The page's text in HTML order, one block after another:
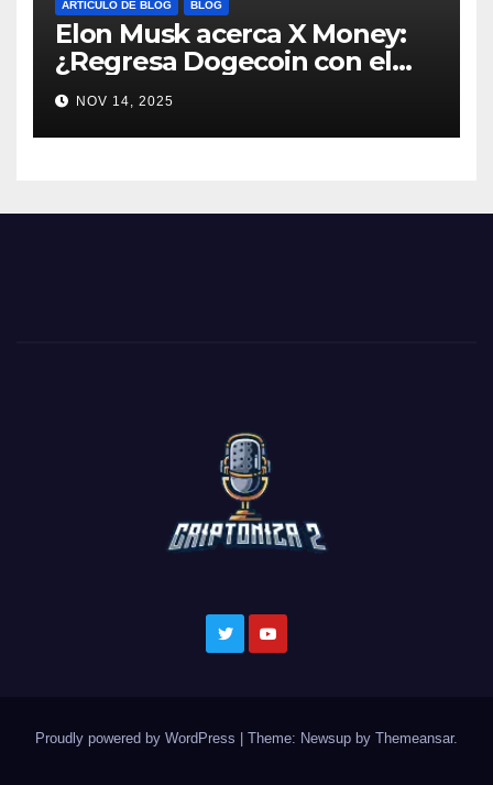
ARTÍCULO DE BLOG BLOG
Elon Musk acerca X Money:
¿Regresa Dogecoin con el
nuevo pago nativo? #Cripto
#Dogecoin
NOV 14, 2025
Proudly powered by WordPress | Theme: Newsup by Themeansar.